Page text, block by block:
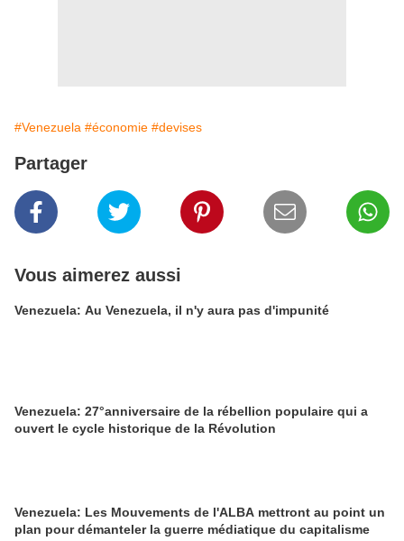
#Venezuela #économie #devises
Partager
Vous aimerez aussi
Venezuela: Au Venezuela, il n'y aura pas d'impunité
Venezuela: 27°anniversaire de la rébellion populaire qui a
ouvert le cycle historique de la Révolution
Venezuela: Les Mouvements de l'ALBA mettront au point un
plan pour démanteler la guerre médiatique du capitalisme